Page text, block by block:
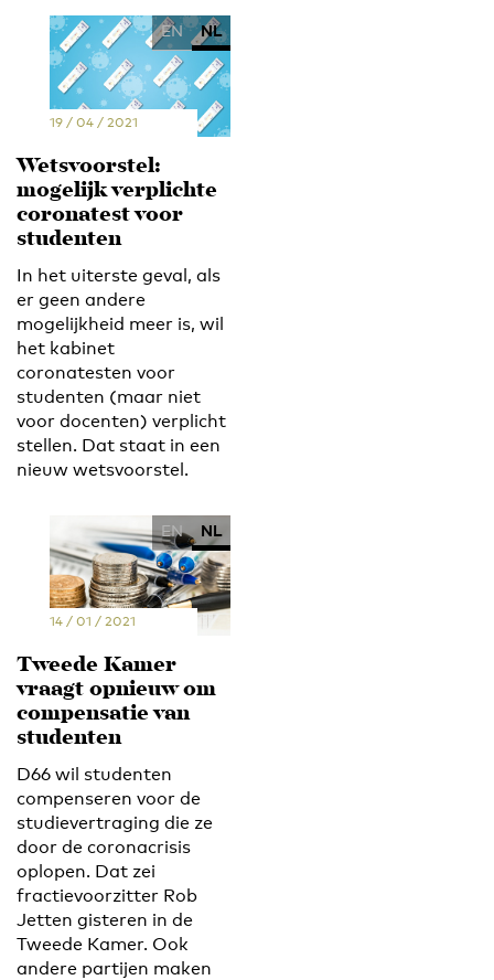
EN NL
19 / 04 / 2021
Wetsvoorstel:
mogelijk verplichte
coronatest voor
studenten
In het uiterste geval, als
er geen andere
mogelijkheid meer is, wil
het kabinet
coronatesten voor
studenten (maar niet
voor docenten) verplicht
stellen. Dat staat in een
nieuw wetsvoorstel.
EN NL
14 / 01 / 2021
Tweede Kamer
vraagt opnieuw om
compensatie van
studenten
D66 wil studenten
compenseren voor de
studievertraging die ze
door de coronacrisis
oplopen. Dat zei
fractievoorzitter Rob
Jetten gisteren in de
Tweede Kamer. Ook
andere partijen maken